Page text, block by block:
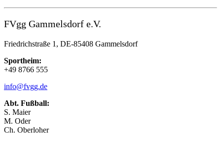
FVgg Gammelsdorf e.V.
Friedrichstraße 1, DE-85408 Gammelsdorf
Sportheim:
+49 8766 555
info@fvgg.de
Abt. Fußball:
S. Maier
M. Oder
Ch. Oberloher